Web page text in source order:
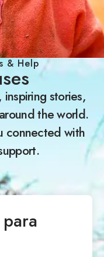
& Help
stories,
the world.
connected with